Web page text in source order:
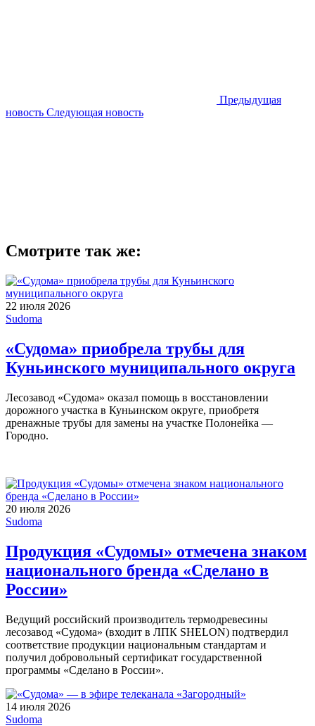
Предыдущая
новость Следующая новость
Смотрите так же:
22 июля 2026
Sudoma
«Судома» приобрела трубы для
Куньинского муниципального округа
Лесозавод «Судома» оказал помощь в восстановлении
дорожного участка в Куньинском округе, приобретя
дренажные трубы для замены на участке Полонейка —
Городно.
20 июля 2026
Sudoma
Продукция «Судомы» отмечена знаком
национального бренда «Сделано в
России»
Ведущий российский производитель термодревесины
лесозавод «Судома» (входит в ЛПК SHELON) подтвердил
соответствие продукции национальным стандартам и
получил добровольный сертификат государственной
программы «Сделано в России».
14 июля 2026
Sudoma